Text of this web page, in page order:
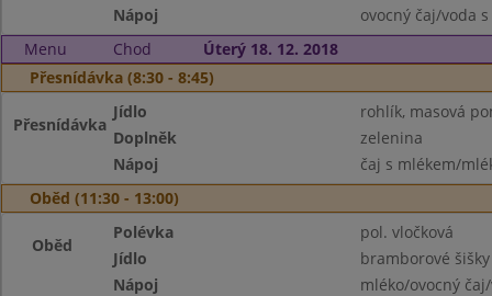
Nápoj
ovocný čaj/voda
Menu
Chod
Úterý 18. 12. 2018
Přesnídávka (8:30 - 8:45)
Přesnídávka
Jídlo
rohlík, masová
Doplněk
zelenina
Nápoj
čaj s mlékem/
Oběd (11:30 - 13:00)
Oběd
Polévka
pol. vločková
Jídlo
bramborové
Nápoj
mléko/ovocný